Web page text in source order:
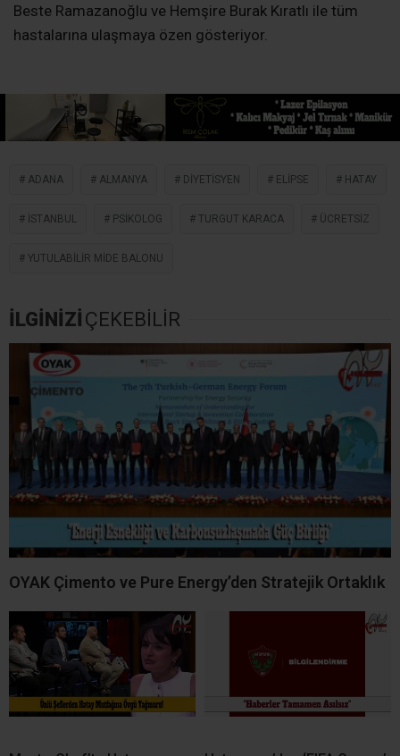
Beste Ramazanoğlu ve Hemşire Burak Kıratlı ile tüm
hastalarına ulaşmaya özen gösteriyor.
ADANA ALMANYA DIYETISYEN ELIPSE HATAY
İSTANBUL PSIKOLOG TURGUT KARACA ÜCRETSIZ
YUTULABILIR MIDE BALONU
İLGİNİZİ ÇEKEBİLİR
OYAK Çimento ve Pure Energy’den Stratejik Ortaklık